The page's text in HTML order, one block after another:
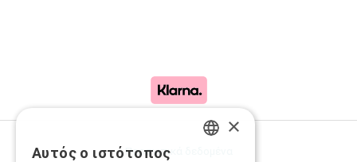
Προσωπικά δεδομένα
×
Αυτός ο ιστότοπος